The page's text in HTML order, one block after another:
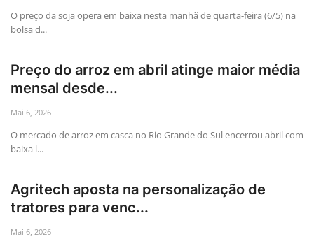
O preço da soja opera em baixa nesta manhã de quarta-feira (6/5) na
bolsa d...
Preço do arroz em abril atinge maior média
mensal desde...
Mai 6, 2026
O mercado de arroz em casca no Rio Grande do Sul encerrou abril com
baixa l...
Agritech aposta na personalização de
tratores para venc...
Mai 6, 2026